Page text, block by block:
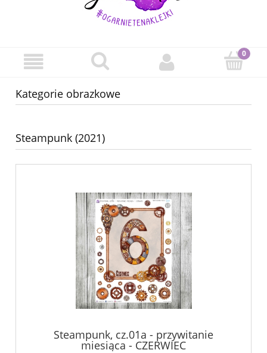
Kategorie obrazkowe
Steampunk (2021)
Steampunk, cz.01a - przywitanie
miesiąca - CZERWIEC